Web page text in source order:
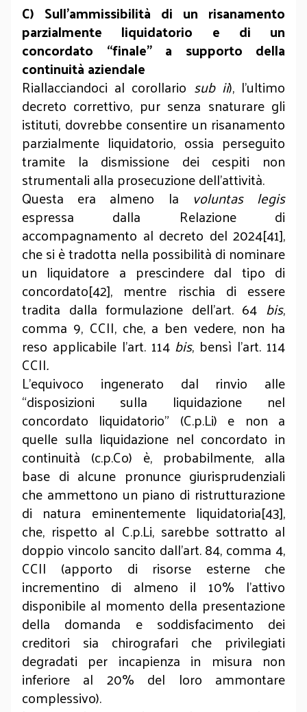
C) Sull’ammissibilità di un risanamento
parzialmente liquidatorio e di un
concordato “finale” a supporto della
continuità aziendale
Riallacciandoci al corollario sub ii), l’ultimo
decreto correttivo, pur senza snaturare gli
istituti, dovrebbe consentire un risanamento
parzialmente liquidatorio, ossia perseguito
tramite la dismissione dei cespiti non
strumentali alla prosecuzione dell’attività.
Questa era almeno la voluntas legis
espressa dalla Relazione di
accompagnamento al decreto del 2024[41],
che si è tradotta nella possibilità di nominare
un liquidatore a prescindere dal tipo di
concordato[42], mentre rischia di essere
tradita dalla formulazione dell’art. 64 bis,
comma 9, CCII, che, a ben vedere, non ha
reso applicabile l’art. 114 bis, bensì l’art. 114
CCII.
L’equivoco ingenerato dal rinvio alle
“disposizioni sulla liquidazione nel
concordato liquidatorio” (C.p.Li) e non a
quelle sulla liquidazione nel concordato in
continuità (c.p.Co) è, probabilmente, alla
base di alcune pronunce giurisprudenziali
che ammettono un piano di ristrutturazione
di natura eminentemente liquidatoria[43],
che, rispetto al C.p.Li, sarebbe sottratto al
doppio vincolo sancito dall’art. 84, comma 4,
CCII (apporto di risorse esterne che
incrementino di almeno il 10% l’attivo
disponibile al momento della presentazione
della domanda e soddisfacimento dei
creditori sia chirografari che privilegiati
degradati per incapienza in misura non
inferiore al 20% del loro ammontare
complessivo).